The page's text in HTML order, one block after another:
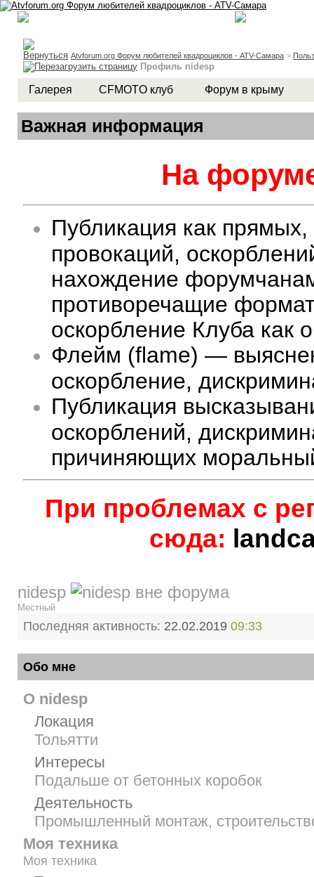
Atvforum.org Форум любителей квадроциклов - ATV-Самара >
Профиль nidesp
Галерея CFMOTO клуб Форум в крыму
Важная информация
На
Публикация как
провокаций,
нахождение
противоречащие
оскорбление Клуба как
Флейм (flame) —
оскорбление,
Публикация
оскорблений,
причиняющих
При проблемах с
сюда:
nidesp
Местный
Последняя активность: 22.02.2019 09:33
Обо мне
О nidesp
Локация
Тольятти
Интересы
Подальше от бетонных коробок
Деятельность
Промышленный монтаж,
Моя техника
Моя техника